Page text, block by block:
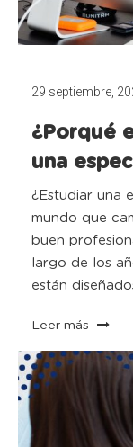
29 septiembre,
¿Porqué
una
¿Estudiar una
mundo que
buen
largo de los
están
Leer más